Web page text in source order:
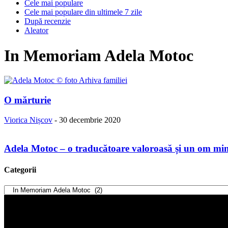
Cele mai populare
Cele mai populare din ultimele 7 zile
După recenzie
Aleator
In Memoriam Adela Motoc
O mărturie
Viorica Nișcov - 30 decembrie 2020
Adela Motoc – o traducătoare valoroasă și un om
Categorii
Categorii